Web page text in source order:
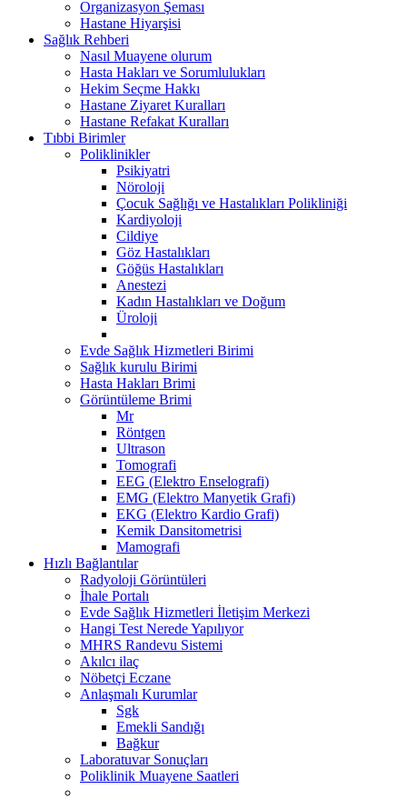
Organizasyon Şeması
Hastane Hiyarşisi
Sağlık Rehberi
Nasıl Muayene olurum
Hasta Hakları ve Sorumlulukları
Hekim Seçme Hakkı
Hastane Ziyaret Kuralları
Hastane Refakat Kuralları
Tıbbi Birimler
Poliklinikler
Psikiyatri
Nöroloji
Çocuk Sağlığı ve Hastalıkları Polikliniği
Kardiyoloji
Cildiye
Göz Hastalıkları
Göğüs Hastalıkları
Anestezi
Kadın Hastalıkları ve Doğum
Üroloji
Evde Sağlık Hizmetleri Birimi
Sağlık kurulu Birimi
Hasta Hakları Brimi
Görüntüleme Brimi
Mr
Röntgen
Ultrason
Tomografi
EEG (Elektro Enselografi)
EMG (Elektro Manyetik Grafi)
EKG (Elektro Kardio Grafi)
Kemik Dansitometrisi
Mamografi
Hızlı Bağlantılar
Radyoloji Görüntüleri
İhale Portalı
Evde Sağlık Hizmetleri İletişim Merkezi
Hangi Test Nerede Yapılıyor
MHRS Randevu Sistemi
Akılcı ilaç
Nöbetçi Eczane
Anlaşmalı Kurumlar
Sgk
Emekli Sandığı
Bağkur
Laboratuvar Sonuçları
Poliklinik Muayene Saatleri